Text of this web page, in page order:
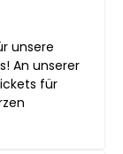
unsere
An unserer
für